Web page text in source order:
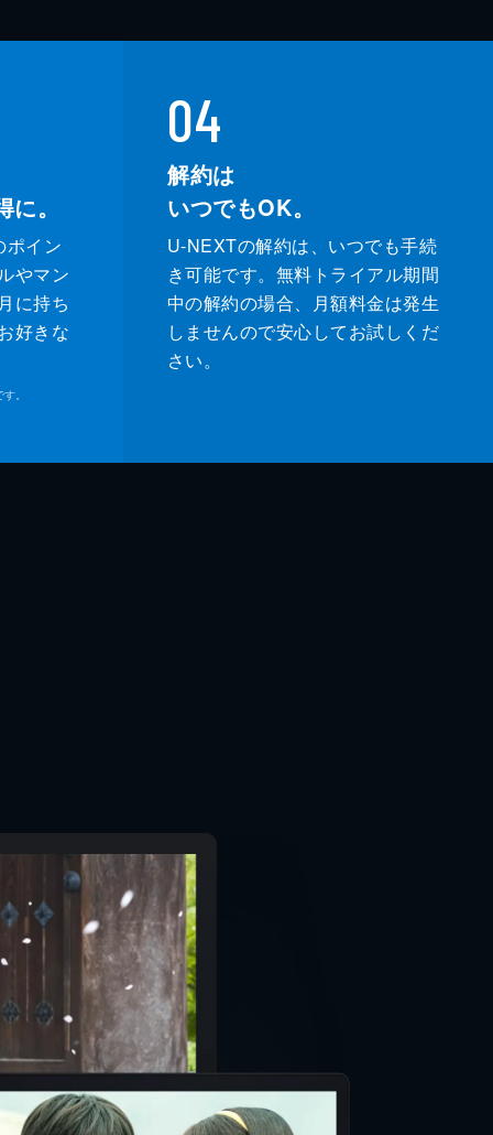
。
ポイン
やマン
に持ち
好きな
。
04
解約は
いつでもOK。
U-NEXTの解約は、いつでも手続
き可能です。無料トライアル期間
中の解約の場合、月額料金は発生
しませんので安心してお試しくだ
さい。